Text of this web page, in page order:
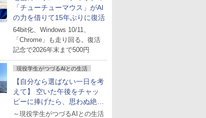
「チューチューマウス」がAI
の力を借りて15年ぶりに復活
64bit化、Windows 10/11、
「Chrome」も走り回る。復活
記念で2026年末まで500円
現役学生がつづるAIとの生活
【自分なら選ばない一日を考
えて】 空いた午後をチャッ
ピーに捧げたら、思わぬ絶景
に出会った話
～現役学生がつづるAIとの生活